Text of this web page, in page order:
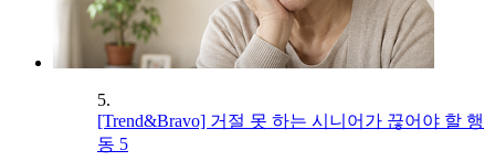
5.
[Trend&Bravo] 거절 못 하는 시니어가 끊어야 할 행
동 5